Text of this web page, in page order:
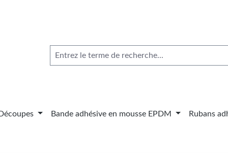
Bande adhésive en mousse EPDM Rubans